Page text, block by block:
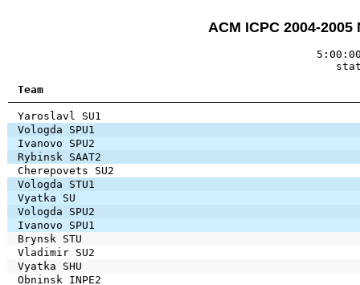
ACM ICPC 2004-
Team
Yaroslavl SU1
Vologda SPU1
Ivanovo SPU2
Rybinsk SAAT2
Cherepovets SU2
Vologda STU1
Vyatka SU
Vologda SPU2
Ivanovo SPU1
Brynsk STU
Vladimir SU2
Vyatka SHU
Obninsk INPE2